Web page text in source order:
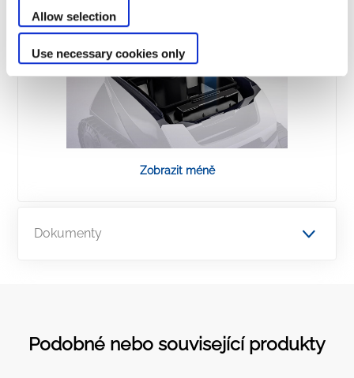
Allow selection
Use necessary cookies only
Zobrazit méně
Dokumenty
Podobné nebo související produkty